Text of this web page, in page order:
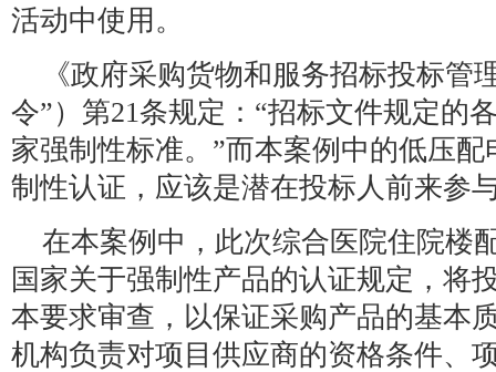
活动中使用。
《政府采购货物和服务招标投标管
令”）第21条规定：“招标文件规定的
家强制性标准。”而本案例中的低压
制性认证，应该是潜在投标人前来参
在本案例中，此次综合医院住院楼
国家关于强制性产品的认证规定，将
本要求审查，以保证采购产品的基本
机构负责对项目供应商的资格条件、